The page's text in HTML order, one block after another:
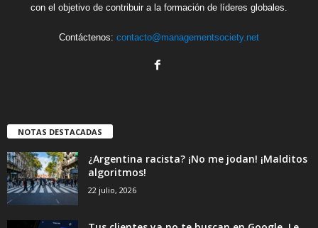
con el objetivo de contribuir a la formación de líderes globales.
Contáctenos: contacto@managementsociety.net
NOTAS DESTACADAS
¿Argentina racista? ¡No me jodan! ¡Malditos
algoritmos!
22 julio, 2026